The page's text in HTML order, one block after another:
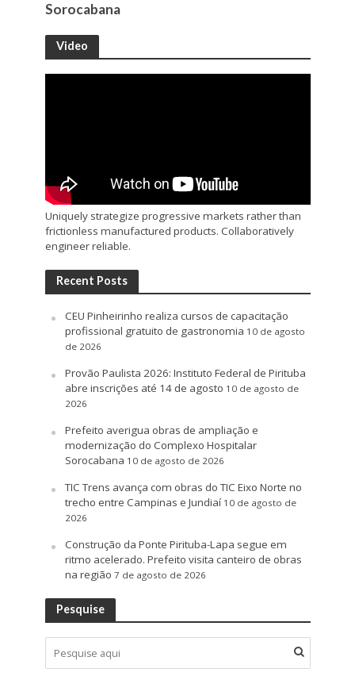
Sorocabana
Video
Uniquely strategize progressive markets rather than
frictionless manufactured products. Collaboratively
engineer reliable.
Recent Posts
CEU Pinheirinho realiza cursos de capacitação
profissional gratuito de gastronomia 10 de agosto
de 2026
Provão Paulista 2026: Instituto Federal de Pirituba
abre inscrições até 14 de agosto 10 de agosto de
2026
Prefeito averigua obras de ampliação e
modernização do Complexo Hospitalar
Sorocabana 10 de agosto de 2026
TIC Trens avança com obras do TIC Eixo Norte no
trecho entre Campinas e Jundiaí 10 de agosto de
2026
Construção da Ponte Pirituba-Lapa segue em
ritmo acelerado. Prefeito visita canteiro de obras
na região 7 de agosto de 2026
Pesquise